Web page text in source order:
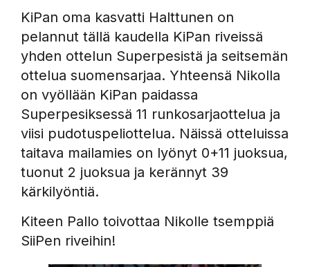
KiPan oma kasvatti Halttunen on
pelannut tällä kaudella KiPan riveissä
yhden ottelun Superpesistä ja seitsemän
ottelua suomensarjaa. Yhteensä Nikolla
on vyöllään KiPan paidassa
Superpesiksessä 11 runkosarjaottelua ja
viisi pudotuspeliottelua. Näissä otteluissa
taitava mailamies on lyönyt 0+11 juoksua,
tuonut 2 juoksua ja kerännyt 39
kärkilyöntiä.
Kiteen Pallo toivottaa Nikolle tsemppiä
SiiPen riveihin!